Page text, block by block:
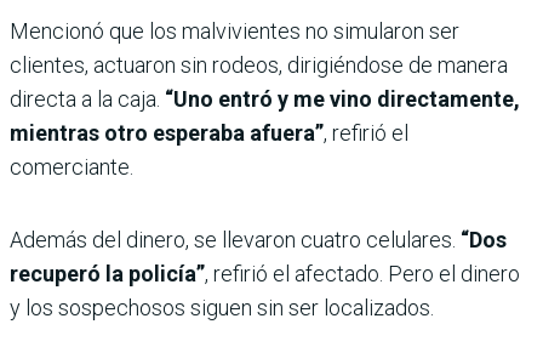
Mencionó que los malvivientes no simularon ser
clientes, actuaron sin rodeos, dirigiéndose de manera
directa a la caja. “Uno entró y me vino directamente,
mientras otro esperaba afuera”, refirió el
comerciante.
Además del dinero, se llevaron cuatro celulares. “Dos
recuperó la policía”, refirió el afectado. Pero el dinero
y los sospechosos siguen sin ser localizados.